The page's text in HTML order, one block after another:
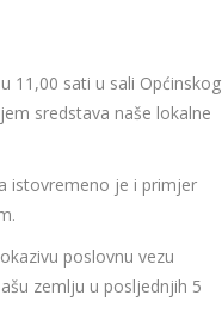
11,00 sati u sali Općinskog
sredstava naše lokalne
istovremeno je i primjer
poslovnu vezu
zemlju u posljednjih 5